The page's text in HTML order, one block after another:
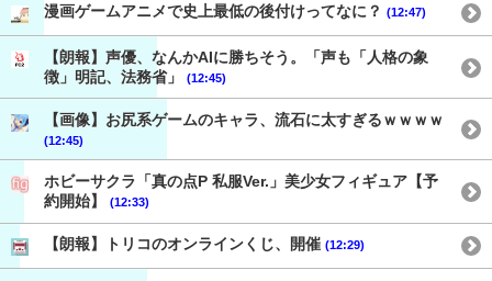
漫画ゲームアニメで史上最低の後付けってなに？ (12:47)
【朗報】声優、なんかAIに勝ちそう。「声も「人格の象
徴」明記、法務省」
(12:45)
【画像】お尻系ゲームのキャラ、流石に太すぎるｗｗｗｗ
(12:45)
ホビーサクラ「真の点P 私服Ver.」美少女フィギュア【予
約開始】
(12:33)
【朗報】トリコのオンラインくじ、開催 (12:29)